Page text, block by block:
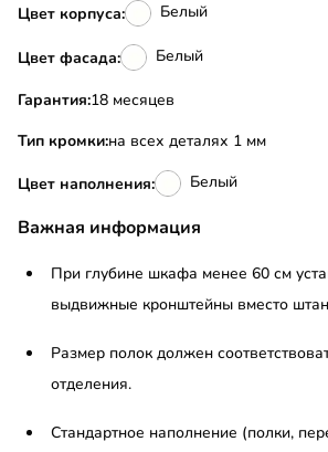
Цвет корпуса: Белый
Цвет фасада: Белый
Гарантия:18 месяцев
Тип кромки:на всех деталях 1 мм
Цвет наполнения: Белый
Важная информация
При глубине шкафа менее 60 см
выдвижные кронштейны вместо
Размер полок должен
отделения.
Стандартное наполнение (полки,